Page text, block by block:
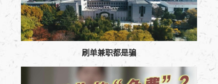
刷单兼职都是骗